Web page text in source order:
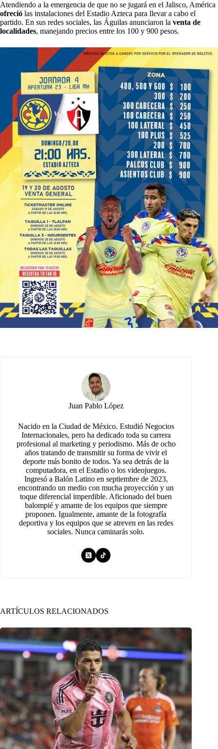
Atendiendo a la emergencia de que no se jugará en el Jalisco, América
ofreció las instalaciones del Estadio Azteca para llevar a cabo el
partido. En sus redes sociales, las Águilas anunciaron la venta de
localidades, manejando precios entre los 100 y 900 pesos.
Juan Pablo López
Nacido en la Ciudad de México. Estudió Negocios
Internacionales, pero ha dedicado toda su carrera
profesional al marketing y periodismo. Más de ocho
años tratando de transmitir su forma de vivir el
deporte más bonito de todos. Ya sea detrás de la
computadora, en el Estadio o los videojuegos.
Ingresó a Balón Latino en septiembre de 2023,
encontrando un medio con mucha proyección y un
toque diferencial imperdible. Aficionado del buen
balompié y amante de los equipos que siempre
proponen. Igualmente, amante de la fotografía
deportiva y los equipos que se atreven en las redes
sociales. Nunca caminarás solo.
ARTÍCULOS RELACIONADOS